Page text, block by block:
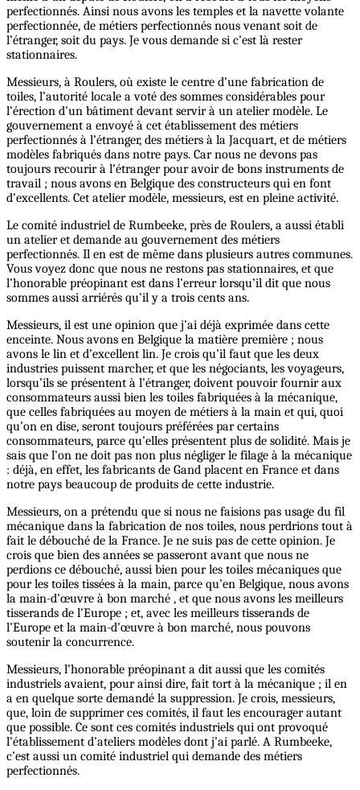
perfectionnés. Ainsi nous avons les temples et la navette volante
perfectionnée, de métiers perfectionnés nous venant soit de
l’étranger, soit du pays. Je vous demande si c’est là rester
stationnaires.
Messieurs, à Roulers, où existe le centre d’une fabrication de
toiles, l’autorité locale a voté des sommes considérables pour
l’érection d’un bâtiment devant servir à un atelier modèle. Le
gouvernement a envoyé à cet établissement des métiers
perfectionnés à l’étranger, des métiers à la Jacquart, et de métiers
modèles fabriqués dans notre pays. Car nous ne devons pas
toujours recourir à l’étranger pour avoir de bons instruments de
travail ; nous avons en Belgique des constructeurs qui en font
d’excellents. Cet atelier modèle, messieurs, est en pleine activité.
Le comité industriel de Rumbeeke, près de Roulers, a aussi établi
un atelier et demande au gouvernement des métiers
perfectionnés. Il en est de même dans plusieurs autres communes.
Vous voyez donc que nous ne restons pas stationnaires, et que
l’honorable préopinant est dans l’erreur lorsqu’il dit que nous
sommes aussi arriérés qu’il y a trois cents ans.
Messieurs, il est une opinion que j’ai déjà exprimée dans cette
enceinte. Nous avons en Belgique la matière première ; nous
avons le lin et d’excellent lin. Je crois qu’il faut que les deux
industries puissent marcher, et que les négociants, les voyageurs,
lorsqu’ils se présentent à l’étranger, doivent pouvoir fournir aux
consommateurs aussi bien les toiles fabriquées à la mécanique,
que celles fabriquées au moyen de métiers à la main et qui, quoi
qu’on en dise, seront toujours préférées par certains
consommateurs, parce qu’elles présentent plus de solidité. Mais je
sais que l’on ne doit pas non plus négliger le filage à la mécanique
: déjà, en effet, les fabricants de Gand placent en France et dans
notre pays beaucoup de produits de cette industrie.
Messieurs, on a prétendu que si nous ne faisions pas usage du fil
mécanique dans la fabrication de nos toiles, nous perdrions tout à
fait le débouché de la France. Je ne suis pas de cette opinion. Je
crois que bien des années se passeront avant que nous ne
perdions ce débouché, aussi bien pour les toiles mécaniques que
pour les toiles tissées à la main, parce qu’en Belgique, nous avons
la main-d’œuvre à bon marché , et que nous avons les meilleurs
tisserands de l’Europe ; et, avec les meilleurs tisserands de
l’Europe et la main-d’œuvre à bon marché, nous pouvons
soutenir la concurrence.
Messieurs, l’honorable préopinant a dit aussi que les comités
industriels avaient, pour ainsi dire, fait tort à la mécanique ; il en
a en quelque sorte demandé la suppression. Je crois, messieurs,
que, loin de supprimer ces comités, il faut les encourager autant
que possible. Ce sont ces comités industriels qui ont provoqué
l’établissement d’ateliers modèles dont j’ai parlé. A Rumbeeke,
c’est aussi un comité industriel qui demande des métiers
perfectionnés.